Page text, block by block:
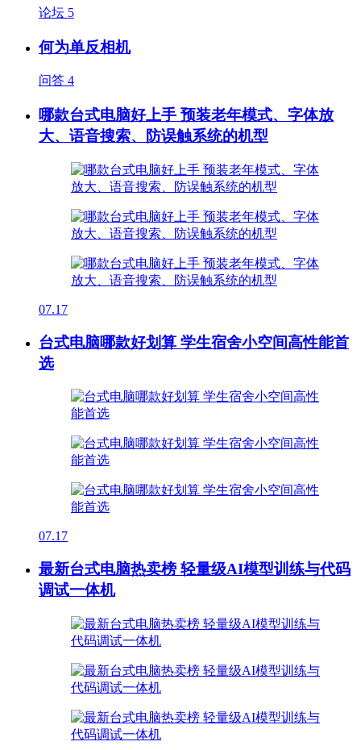
论坛 5
何为单反相机
问答 4
哪款台式电脑好上手 预装老年模式、字体放
大、语音搜索、防误触系统的机型
07.17
台式电脑哪款好划算 学生宿舍小空间高性能首
选
07.17
最新台式电脑热卖榜 轻量级AI模型训练与代码
调试一体机